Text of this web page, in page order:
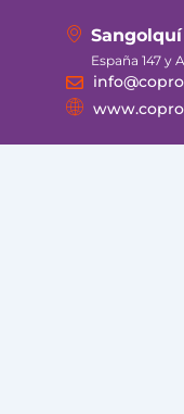
Sangolquí
España 147 y